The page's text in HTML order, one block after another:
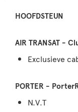
HOOFDSTEUN
Exclusieve
N.V.T